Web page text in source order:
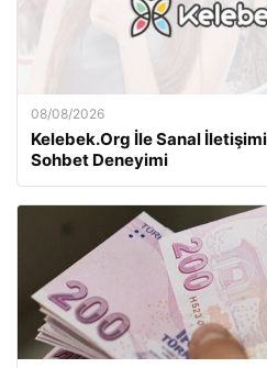
08/08/2026
Kelebek.Org İle Sanal
Sohbet Deneyimi